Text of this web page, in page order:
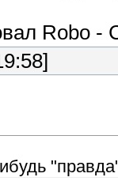
Robo -